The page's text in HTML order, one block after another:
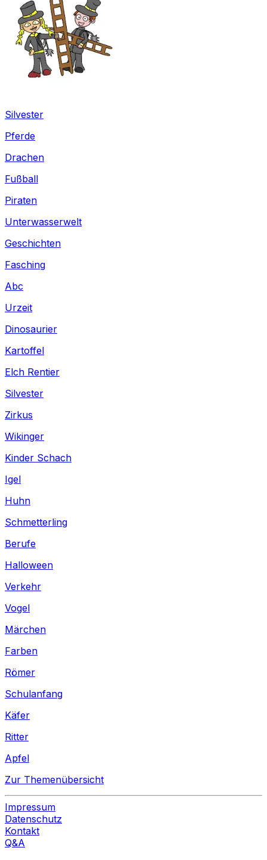
Silvester
Pferde
Drachen
Fußball
Piraten
Unterwasserwelt
Geschichten
Fasching
Abc
Urzeit
Dinosaurier
Kartoffel
Elch Rentier
Silvester
Zirkus
Wikinger
Kinder Schach
Igel
Huhn
Schmetterling
Berufe
Halloween
Verkehr
Vogel
Märchen
Farben
Römer
Schulanfang
Käfer
Ritter
Apfel
Zur Themenübersicht
Impressum
Datenschutz
Kontakt
Q&A